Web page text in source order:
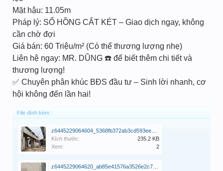
Mặt hậu: 11.05m
Pháp lý: SỔ HỒNG CẤT KÉT – Giao dịch ngay, không
cần chờ đợi
Giá bán: 60 Triệu/m² (Có thể thương lượng nhẹ)
Liên hệ ngay: MR. DŨNG ☎️ để biết thêm chi tiết và
thương lượng!
✅ Chuyên phân khúc BĐS đầu tư – Sinh lời nhanh, cơ
hội không đến lần hai!
File đính kèm :
Kích thước:
235.2 KB
Xem:
2